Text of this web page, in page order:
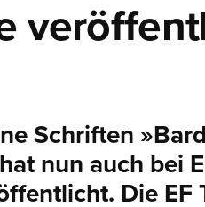
Schriften
nun auch bei
Die EF